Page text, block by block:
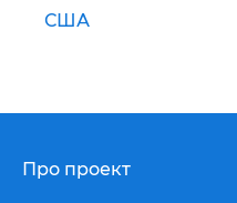
США
Про проект